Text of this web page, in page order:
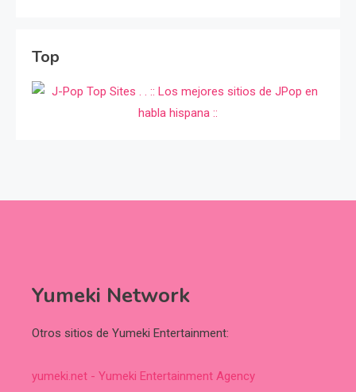
Top
Yumeki Network
Otros sitios de Yumeki Entertainment:
yumeki.net - Yumeki Entertainment Agency